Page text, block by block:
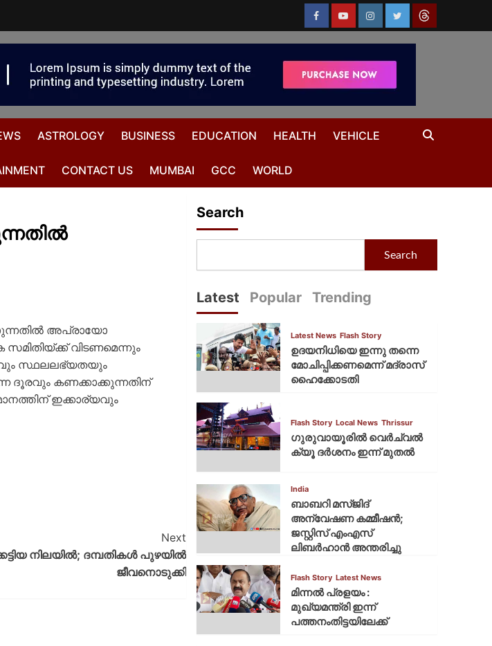
ASTROLOGY BUSINESS EDUCATION HEALTH VEHICLE
CONTACT US MUMBAI GCC WORLD
അപ്രായോ​
സമിതിയ്ക്ക് വിടണമെന്നും
സ്ഥലലഭ്യതയും
ദൂരവും കണക്കാക്കുന്നതിന്
ഇക്കാര്യവും
Next
നിലയില്‍; ദമ്പതികള്‍ പുഴയിൽ
ജീവനൊടുക്കി
Search
Search
Latest Popular Trending
Latest News Flash Story
ഉദയനിധിയെ ഇന്നു തന്നെ
മോചിപ്പിക്കണമെന്ന് മദ്രാസ്
ഹൈക്കോടതി
Flash Story Local News Thrissur
ഗുരുവായൂരില്‍ വെര്‍ച്വല്‍
ക്യൂ ദര്‍ശനം ഇന്ന് മുതല്‍
India
ബാബറി മസ്ജിദ്
അന്വേഷണ കമ്മീഷന്‍;
ജസ്റ്റിസ് എംഎസ്
ലിബര്‍ഹാന്‍ അന്തരിച്ചു
Flash Story Latest News
മിന്നല്‍ പ്രളയം :
മുഖ്യമന്ത്രി ഇന്ന്
പത്തനംതിട്ടയിലേക്ക്